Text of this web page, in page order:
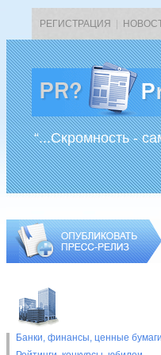
РЕГИСТРАЦИЯ
“...Скромность -
Банки, финансы, ценные бумаги